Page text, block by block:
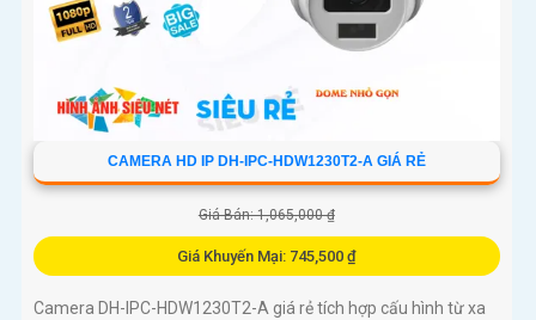
CAMERA HD IP DH-IPC-HDW1230T2-A GIÁ RẺ
Giá Bán: 1,065,000 ₫
Giá Khuyến Mại: 745,500 ₫
Camera DH-IPC-HDW1230T2-A giá rẻ tích hợp cấu hình từ xa